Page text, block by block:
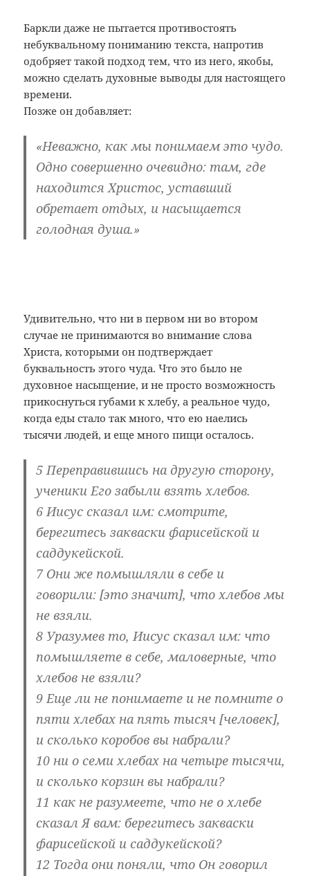
Баркли даже не пытается противостоять
небуквальному пониманию текста, напротив
одобряет такой подход тем, что из него, якобы,
можно сделать духовные выводы для настоящего
времени.
Позже он добавляет:
«Неважно, как мы понимаем это чудо.
Одно совершенно очевидно: там, где
находится Христос, уставший
обретает отдых, и насыщается
голодная душа.»
Удивительно, что ни в первом ни во втором
случае не принимаются во внимание слова
Христа, которыми он подтверждает
буквальность этого чуда. Что это было не
духовное насыщение, и не просто возможность
прикоснуться губами к хлебу, а реальное чудо,
когда еды стало так много, что ею наелись
тысячи людей, и еще много пищи осталось.
5 Переправившись на другую сторону,
ученики Его забыли взять хлебов.
6 Иисус сказал им: смотрите,
берегитесь закваски фарисейской и
саддукейской.
7 Они же помышляли в себе и
говорили: [это значит], что хлебов мы
не взяли.
8 Уразумев то, Иисус сказал им: что
помышляете в себе, маловерные, что
хлебов не взяли?
9 Еще ли не понимаете и не помните о
пяти хлебах на пять тысяч [человек],
и сколько коробов вы набрали?
10 ни о семи хлебах на четыре тысячи,
и сколько корзин вы набрали?
11 как не разумеете, что не о хлебе
сказал Я вам: берегитесь закваски
фарисейской и саддукейской?
12 Тогда они поняли, что Он говорил